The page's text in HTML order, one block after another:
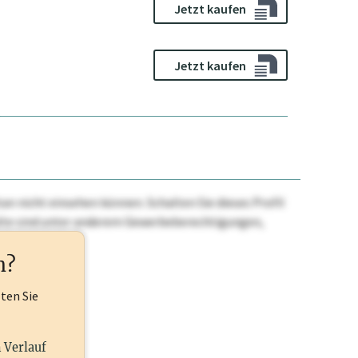
Jetzt kaufen
Jetzt kaufen
nicht einsehen können. Schalten Sie dieses Profil
sind unter anderem Gewerbeberechtigungen,
Sie
Verlauf